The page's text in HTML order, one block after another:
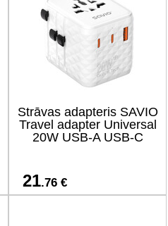
Strāvas adapteris SAVIO
Travel adapter Universal
20W USB-A USB-C
21.76 €